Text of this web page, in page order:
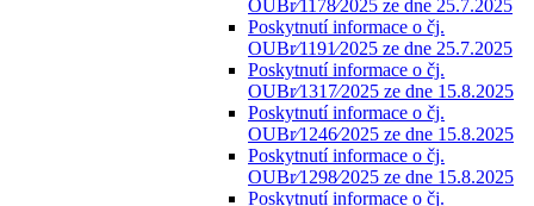
OUBr⁄1178⁄2025 ze dne 25.7.2025
Poskytnutí informace o čj.
OUBr⁄1191⁄2025 ze dne 25.7.2025
Poskytnutí informace o čj.
OUBr⁄1317⁄2025 ze dne 15.8.2025
Poskytnutí informace o čj.
OUBr⁄1246⁄2025 ze dne 15.8.2025
Poskytnutí informace o čj.
OUBr⁄1298⁄2025 ze dne 15.8.2025
Poskytnutí informace o čj.